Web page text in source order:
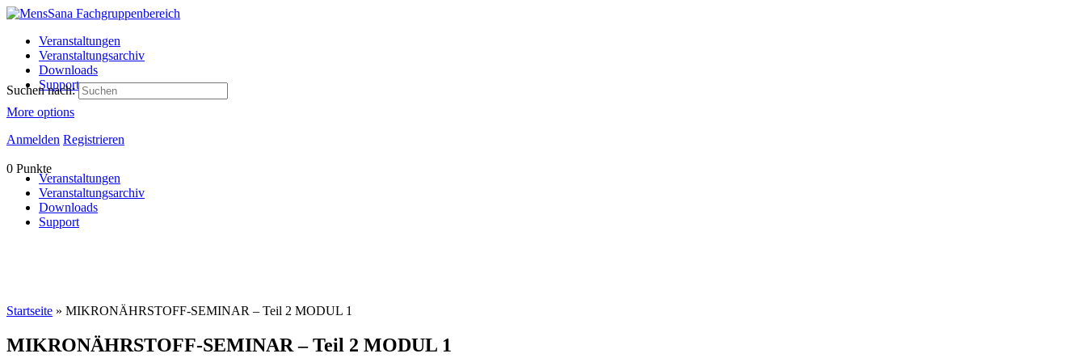
Veranstaltungen
Veranstaltungsarchiv
Downloads
Support
More options
Anmelden Registrieren
0 Punkte
Suchen nach:
Veranstaltungen
Veranstaltungsarchiv
Downloads
Support
Startseite » MIKRONÄHRSTOFF-SEMINAR – Teil 2 MODUL 1
MIKRONÄHRSTOFF-SEMINAR – Teil 2 MODUL 1